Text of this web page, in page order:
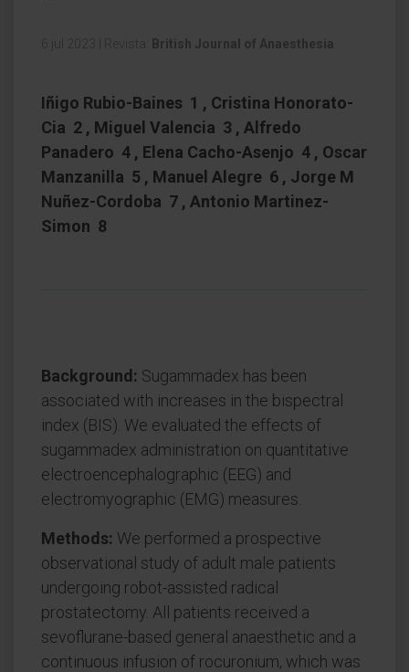
6 jul 2023 Revista: British Journal of Anaesthesia
Iñigo Rubio-Baines 1 , Cristina Honorato-
Cia 2 , Miguel Valencia 3 , Alfredo
Panadero 4 , Elena Cacho-Asenjo 4 , Oscar
Manzanilla 5 , Manuel Alegre 6 , Jorge M
Nuñez-Cordoba 7 , Antonio Martinez-
Simon 8
Background: Sugammadex has been
associated with increases in the bispectral
index (BIS). We evaluated the effects of
sugammadex administration on quantitative
electroencephalographic (EEG) and
electromyographic (EMG) measures.
Methods: We performed a prospective
observational study of adult male patients
undergoing robot-assisted radical
prostatectomy. All patients received a
sevoflurane-based general anaesthetic and a
continuous infusion of rocuronium, which was